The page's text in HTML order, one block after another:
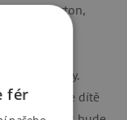
médií: karton,
omalovánky.
dílu si vaše dítě
fér